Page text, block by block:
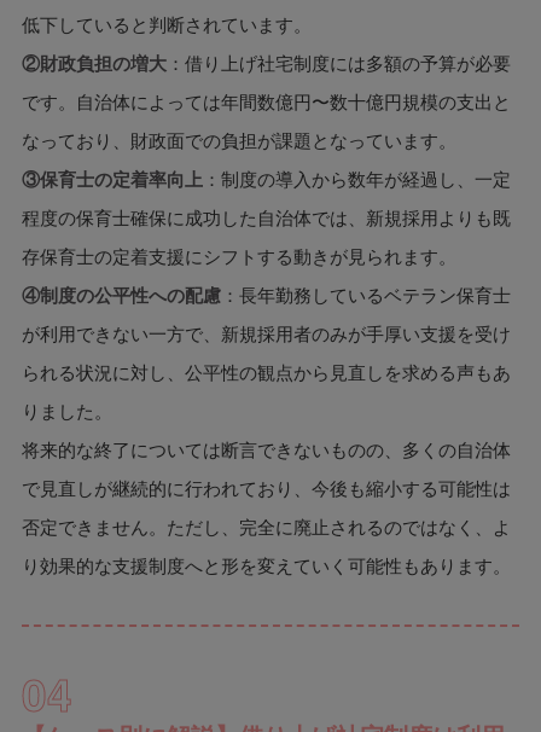
低下していると判断されています。
②財政負担の増大：借り上げ社宅制度には多額の予算が必要
です。自治体によっては年間数億円〜数十億円規模の支出と
なっており、財政面での負担が課題となっています。
③保育士の定着率向上 ：制度の導入から数年が経過し、一定
程度の保育士確保に成功した自治体では、新規採用よりも既
存保育士の定着支援にシフトする動きが見られます。
④制度の公平性への配慮：長年勤務しているベテラン保育士
が利用できない一方で、新規採用者のみが手厚い支援を受け
られる状況に対し、公平性の観点から見直しを求める声もあ
りました。
将来的な終了については断言できないものの、多くの自治体
で見直しが継続的に行われており、今後も縮小する可能性は
否定できません。ただし、完全に廃止されるのではなく、よ
り効果的な支援制度へと形を変えていく可能性もあります。
04